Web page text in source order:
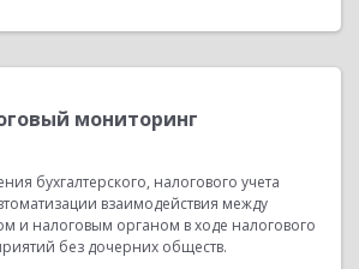
мониторинг
бухгалтерского, налогового учета
взаимодействия между
и налоговым органом в ходе налогового
без дочерних обществ.